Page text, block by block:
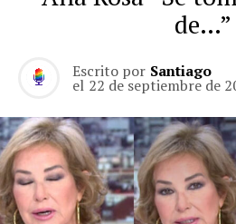
de…”
Escrito por Santiago
el 22 de septiembre de